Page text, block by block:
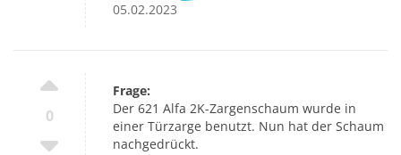
05.02.2023
0
Frage:
Der 621 Alfa 2K-Zargenschaum wurde in
einer Türzarge benutzt. Nun hat der Schaum
nachgedrückt.